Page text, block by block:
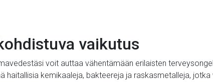
vaikutus
voit auttaa vähentämään erilaisten
haitallisia kemikaaleja, bakteereja ja raskasmetalleja,